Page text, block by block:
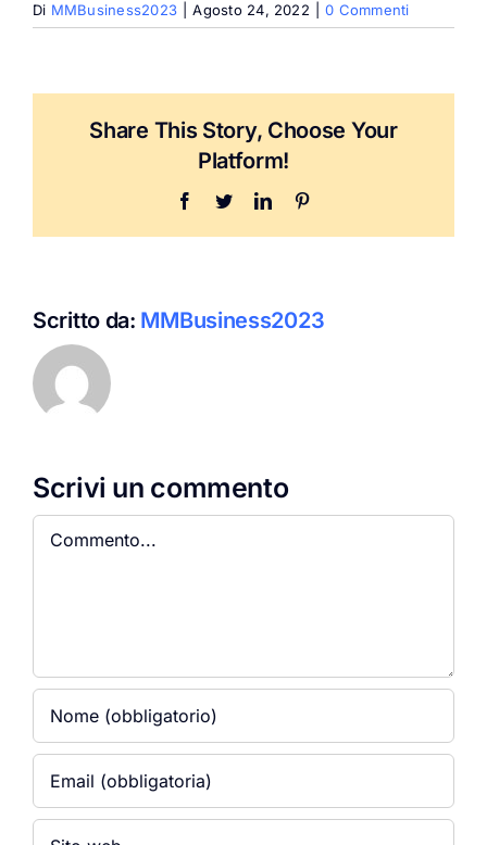
Di MMBusiness2023 Agosto 24, 2022 0 Commenti
Share This Story, Choose Your
Platform!
Facebook
TwitterLinkedIn
Scritto da: MMBusiness2023
Scrivi un commento
Commento